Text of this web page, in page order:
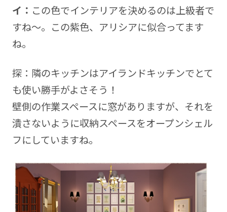
イ： この色でインテリアを決めるのは上級者で
すね～。この紫色、アリシアに似合ってます
ね。
探：隣のキッチンはアイランドキッチンでとて
も使い勝手がよさそう！
壁側の作業スペースに窓がありますが、それを
潰さないように収納スペースをオープンシェル
フにしていますね。